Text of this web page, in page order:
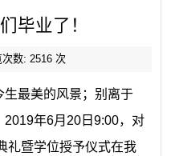
毕业了！
次数: 2516次
最美的风景；别离于
年6月20日9:00，对
礼暨学位授予仪式在我